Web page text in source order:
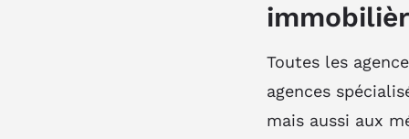
Toutes les
agences
mais aussi aux